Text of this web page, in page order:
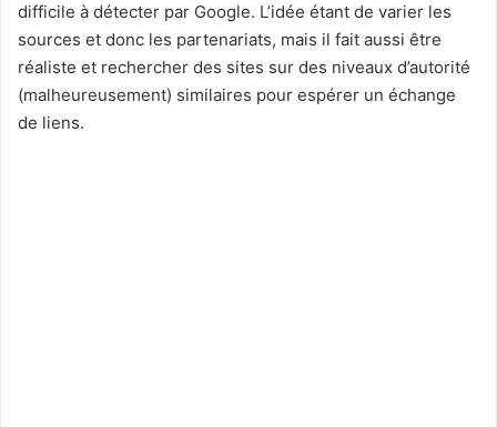
difficile à détecter par Google. L’idée étant de varier les
sources et donc les partenariats, mais il fait aussi être
réaliste et rechercher des sites sur des niveaux d’autorité
(malheureusement) similaires pour espérer un échange
de liens.